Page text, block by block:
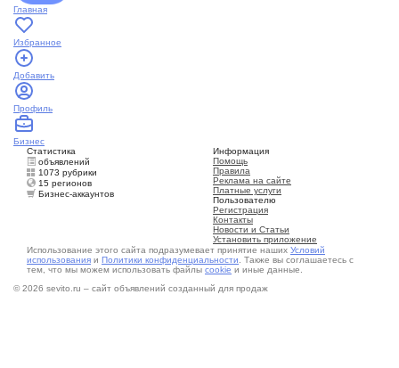
Главная
Избранное
Добавить
Профиль
Бизнес
Статистика
объявлений
1073 рубрики
15 регионов
Бизнес-аккаунтов
Информация
Помощь
Правила
Реклама на сайте
Платные услуги
Пользователю
Регистрация
Контакты
Новости и Статьи
Установить приложение
Использование этого сайта подразумевает принятие наших Условий
использования и Политики конфиденциальности . Также вы соглашаетесь с
тем, что мы можем использовать файлы cookie и иные данные.
© 2026 sevito.ru – сайт объявлений созданный для продаж